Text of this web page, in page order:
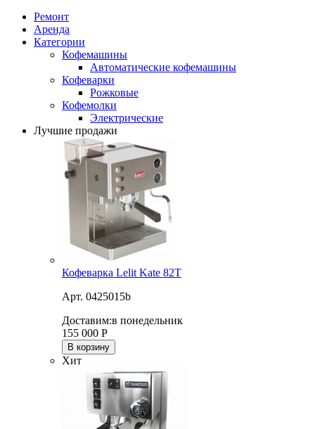
Ремонт
Аренда
Категории
Кофемашины
Автоматические кофемашины
Кофеварки
Рожковые
Кофемолки
Электрические
Лучшие продажи
Кофеварка Lelit Kate 82T
Арт. 0425015b
Доставим:в понедельник
155 000 Р
В корзину
Хит